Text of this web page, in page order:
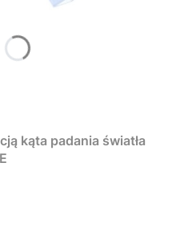
kąta padania światła